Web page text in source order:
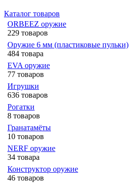
Каталог товаров
ORBEEZ оружие
229 товаров
Оружие 6 мм (пластиковые пульки)
484 товара
EVA оружие
77 товаров
Игрушки
636 товаров
Рогатки
8 товаров
Гранатамёты
10 товаров
NERF оружие
34 товара
Конструктор оружие
46 товаров